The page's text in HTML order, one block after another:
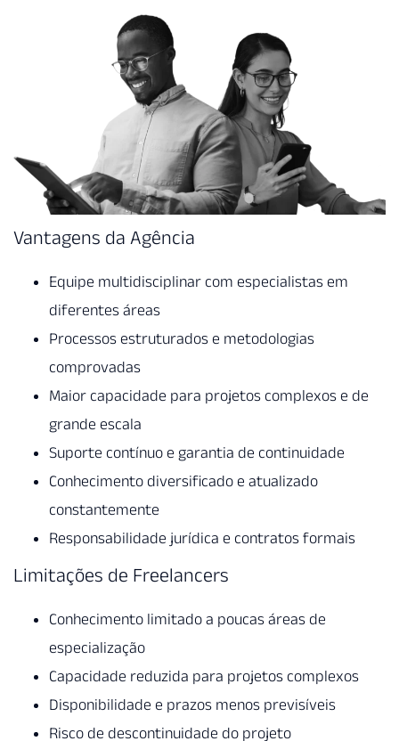
Vantagens da Agência
Equipe multidisciplinar com especialistas em
diferentes áreas
Processos estruturados e metodologias
comprovadas
Maior capacidade para projetos complexos e de
grande escala
Suporte contínuo e garantia de continuidade
Conhecimento diversificado e atualizado
constantemente
Responsabilidade jurídica e contratos formais
Limitações de Freelancers
Conhecimento limitado a poucas áreas de
especialização
Capacidade reduzida para projetos complexos
Disponibilidade e prazos menos previsíveis
Risco de descontinuidade do projeto